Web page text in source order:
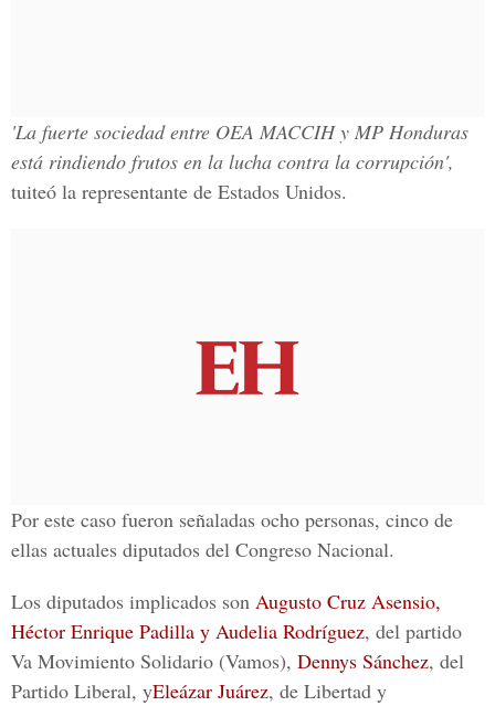
'La fuerte sociedad entre OEA MACCIHy MP Honduras
está rindiendo frutos en la lucha contra la corrupción',
tuiteó la representante de Estados Unidos.
Por este caso fueron señaladas ocho personas, cinco de
ellas actuales diputados del Congreso Nacional.
Los diputados implicados son Augusto Cruz Asensio,
Héctor Enrique Padilla y Audelia Rodríguez, del partido
Va Movimiento Solidario (Vamos), Dennys Sánchez, del
Partido Liberal, yEleázar Juárez, de Libertad y